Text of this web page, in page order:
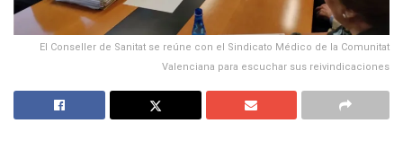
El Conseller de Sanitat se reúne con el Sindicato Médico de la Comunitat
Valenciana para escuchar sus reivindicaciones